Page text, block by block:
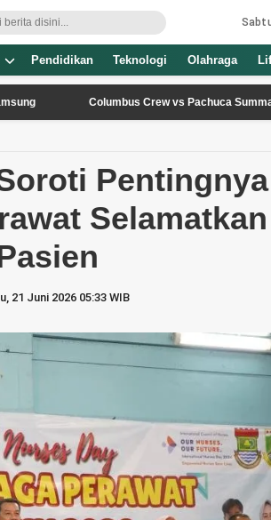
Pendidikan Teknologi Olahraga
Columbus Crew vs Pachuca Summary:
Pentingnya
Selamatkan
21 Juni 2026 05:33 WIB